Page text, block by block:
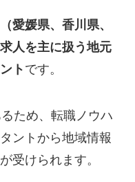
愛媛県、香川県、
人を主に扱う地元
ト です。
ため、転職ノウハ
ントから地域情報
受けられます。